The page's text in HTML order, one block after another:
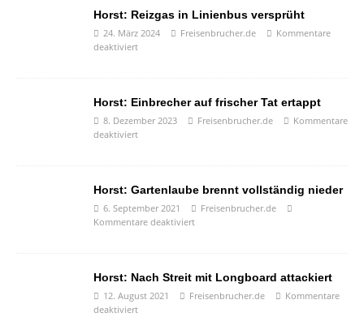
Horst: Reizgas in Linienbus versprüht
24. März 2024 Freisenbrucher.de
Kommentare
deaktiviert
Horst: Einbrecher auf frischer Tat ertappt
8. Dezember 2023 Freisenbrucher.de
Kommentare
deaktiviert
Horst: Gartenlaube brennt vollständig nieder
6. September 2021
Freisenbrucher.de
Kommentare deaktiviert
Horst: Nach Streit mit Longboard attackiert
12. August 2021 Freisenbrucher.de
Kommentare
deaktiviert